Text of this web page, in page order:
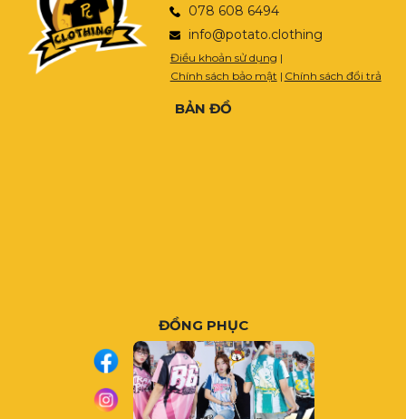
078 608 6494
info@potato.clothing
Điều khoản sử dụng |
Chính sách bảo mật | Chính sách đổi trả
BẢN ĐỒ
ĐỒNG PHỤC